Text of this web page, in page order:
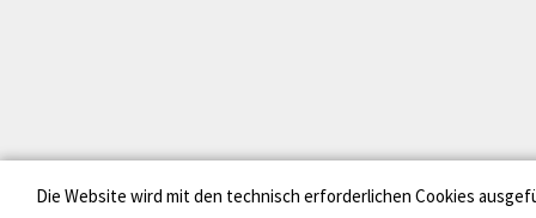
Die Website wird mit den technisch erforderlichen Cookies